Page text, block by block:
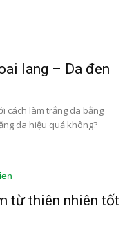
lang – Da đen
cách làm trắng da bằng
da hiệu quả không?
từ thiên nhiên tốt